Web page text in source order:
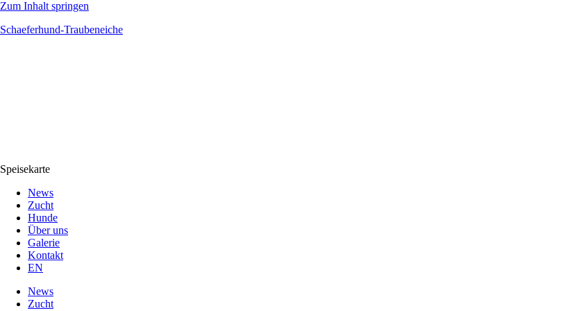
Zum Inhalt springen
Schaeferhund-Traubeneiche
Speisekarte
News
Zucht
Hunde
Über uns
Galerie
Kontakt
EN
News
Zucht